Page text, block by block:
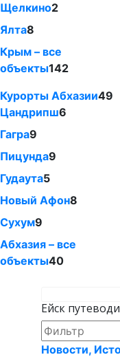
Щелкино2
Ялта8
Крым – все
объекты142
Курорты Абхазии49
Цандрипш6
Гагра9
Пицунда9
Гудаута5
Новый Афон8
Сухум9
Абхазия – все
объекты40
Ейск
Новости,